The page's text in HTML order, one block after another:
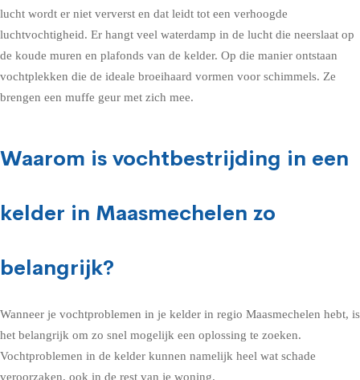
lucht wordt er niet ververst en dat leidt tot een verhoogde
luchtvochtigheid. Er hangt veel waterdamp in de lucht die neerslaat op
de koude muren en plafonds van de kelder. Op die manier ontstaan
vochtplekken die de ideale broeihaard vormen voor schimmels. Ze
brengen een muffe geur met zich mee.
Waarom is vochtbestrijding in een
kelder in Maasmechelen zo
belangrijk?
Wanneer je vochtproblemen in je kelder in regio Maasmechelen hebt, is
het belangrijk om zo snel mogelijk een oplossing te zoeken.
Vochtproblemen in de kelder kunnen namelijk heel wat schade
veroorzaken, ook in de rest van je woning.